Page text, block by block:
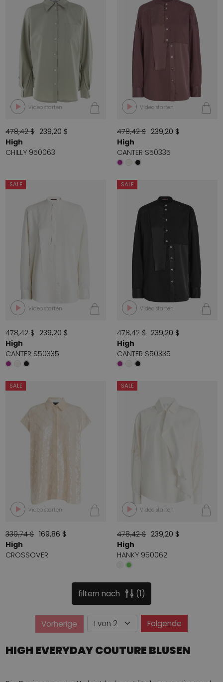
Video starten
478,42 $ 239,20 $
High
CHILLY 950063
Video starten
478,42 $ 239,20 $
High
CANTER S50335
SALE
Video starten
478,42 $ 239,20 $
High
CANTER S50335
SALE
Video starten
478,42 $ 239,20 $
High
CANTER S50335
SALE
Video starten
339,74 $ 169,86 $
High
CROSSOVER
SALE
Video starten
478,42 $ 239,20 $
High
HANKY 950062
filtern nach 1
Vorherige
Seite
FolgendeSeite
HIGH EVERYDAY COUTURE BLUSEN